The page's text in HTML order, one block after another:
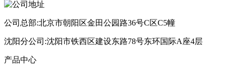
公司总部:北京市朝阳区金田公园路36号C区C5幢
沈阳分公司:沈阳市铁西区建设东路78号东环国际A座4层
产品中心